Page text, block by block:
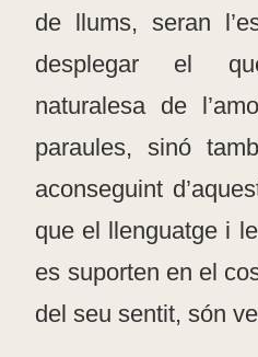
de llums, seran
desplegar el
naturalesa de
paraules, sinó
aconseguint
que el llenguatge i
es suporten en el
del seu sentit, són